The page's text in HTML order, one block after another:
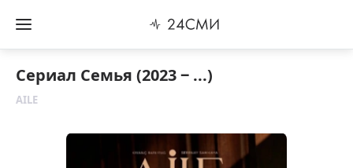
Сериал Семья (2023 ‒ ...)
AILE